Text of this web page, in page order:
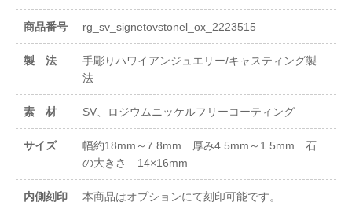
商品番号 rg_sv_signetovstonel_ox_2223515
製 法
手彫りハワイアンジュエリー/キャスティング製
法
素 材 SV、ロジウムニッケルフリーコーティング
サイズ
幅約18mm～7.8mm 厚み4.5mm～1.5mm 石
の大きさ 14×16mm
内側刻印
本商品はオプションにて刻印可能です。